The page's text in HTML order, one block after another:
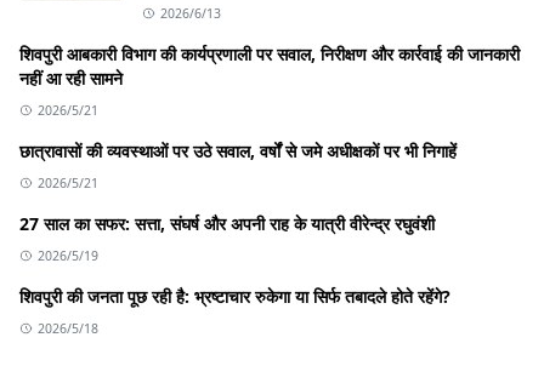
2026/6/13
शिवपुरी आबकारी विभाग की कार्यप्रणाली पर सवाल, निरीक्षण और कार्रवाई की जानकारी
नहीं आ रही सामने
2026/5/21
छात्रावासों की व्यवस्थाओं पर उठे सवाल, वर्षों से जमे अधीक्षकों पर भी निगाहें
2026/5/21
27 साल का सफर: सत्ता, संघर्ष और अपनी राह के यात्री वीरेन्द्र रघुवंशी
2026/5/19
शिवपुरी की जनता पूछ रही है: भ्रष्टाचार रुकेगा या सिर्फ तबादले होते रहेंगे?
2026/5/18